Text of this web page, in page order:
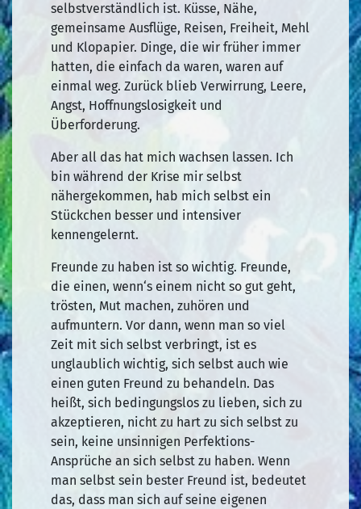
selbstverständlich ist. Küsse, Nähe,
gemeinsame Ausflüge, Reisen, Freiheit, Mehl
und Klopapier. Dinge, die wir früher immer
hatten, die einfach da waren, waren auf
einmal weg. Zurück blieb Verwirrung, Leere,
Angst, Hoffnungslosigkeit und
Überforderung.
Aber all das hat mich wachsen lassen. Ich
bin während der Krise mir selbst
nähergekommen, hab mich selbst ein
Stückchen besser und intensiver
kennengelernt.
Freunde zu haben ist so wichtig. Freunde,
die einen, wenn‘s einem nicht so gut geht,
trösten, Mut machen, zuhören und
aufmuntern. Vor dann, wenn man so viel
Zeit mit sich selbst verbringt, ist es
unglaublich wichtig, sich selbst auch wie
einen guten Freund zu behandeln. Das
heißt, sich bedingungslos zu lieben, sich zu
akzeptieren, nicht zu hart zu sich selbst zu
sein, keine unsinnigen Perfektions-
Ansprüche an sich selbst zu haben. Wenn
man selbst sein bester Freund ist, bedeutet
das, dass man sich auf seine eigenen